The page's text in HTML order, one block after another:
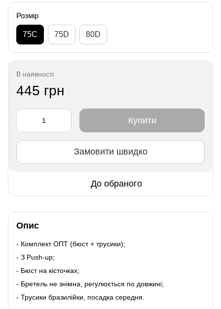
Розмір
75C 75D 80D
В наявності
445 грн
Купити
Замовити швидко
До обраного
Опис
- Комплект ОПТ (бюст + трусики);
- З Push-up;
- Бюст на кісточках;
- Бретель не знімна, регулюється по довжині;
- Трусики бразилійки, посадка середня.